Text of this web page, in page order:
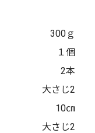
300ｇ
１個
2本
大さじ2
10㎝
大さじ2